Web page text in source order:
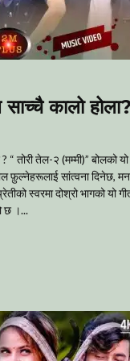
कालो होला?
“ तोरी तेल-२ (मम्मी)” बोलको यो
फ़ुल्नेहरूलाई सांत्वना दिनेछ, मन
स्वरमा दोश्रो भागको यो
छ ।...